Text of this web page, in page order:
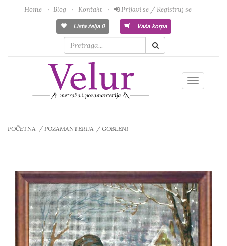
Home Blog Kontakt Prijavi se / Registruj se
Lista želja 0 Vaša korpa
Toggle
POČETNA POZAMANTERIJA GOBLENI